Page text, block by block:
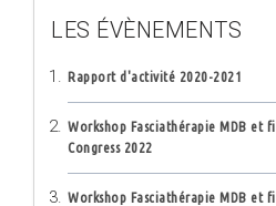
LES ÉVÈNEMENTS
Rapport d'activité 2020-2021
Workshop Fasciathérapie MDB et
Congress 2022
Workshop Fasciathérapie MDB et